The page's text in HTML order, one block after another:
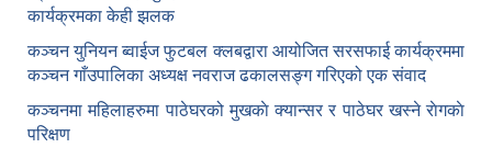
कार्यक्रमका केही झलक
कञ्चन युनियन ब्वाईज फुटबल क्लबद्वारा आयोजित सरसफाई कार्यक्रममा
कञ्चन गाँउपालिका अध्यक्ष नवराज ढकालसङ्ग गरिएको एक संवाद
कञ्‍चनमा महिलाहरुमा पाठेघरको मुखकाे क्यान्सर र पाठेघर खस्‍ने राेगकाे
परिक्षण